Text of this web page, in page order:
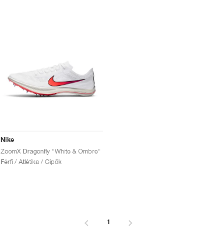
Nike
ZoomX Dragonfly "White & Ombre"
Férfi / Atlétika / Cipők
1